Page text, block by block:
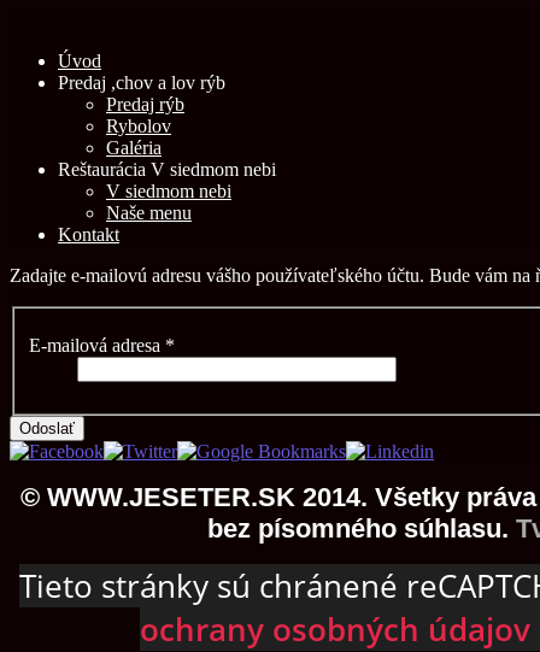
Úvod
Predaj ,chov a lov rýb
Predaj rýb
Rybolov
Galéria
Reštaurácia V siedmom nebi
V siedmom nebi
Naše menu
Kontakt
Zadajte e-mailovú adresu vášho používateľského účtu. Bude vám na
E-mailová adresa *
Odoslať
© WWW.JESETER.SK 2014. Všetky
bez písomného súhlasu.
Tieto stránky sú chránené
ochrany osobných údajov